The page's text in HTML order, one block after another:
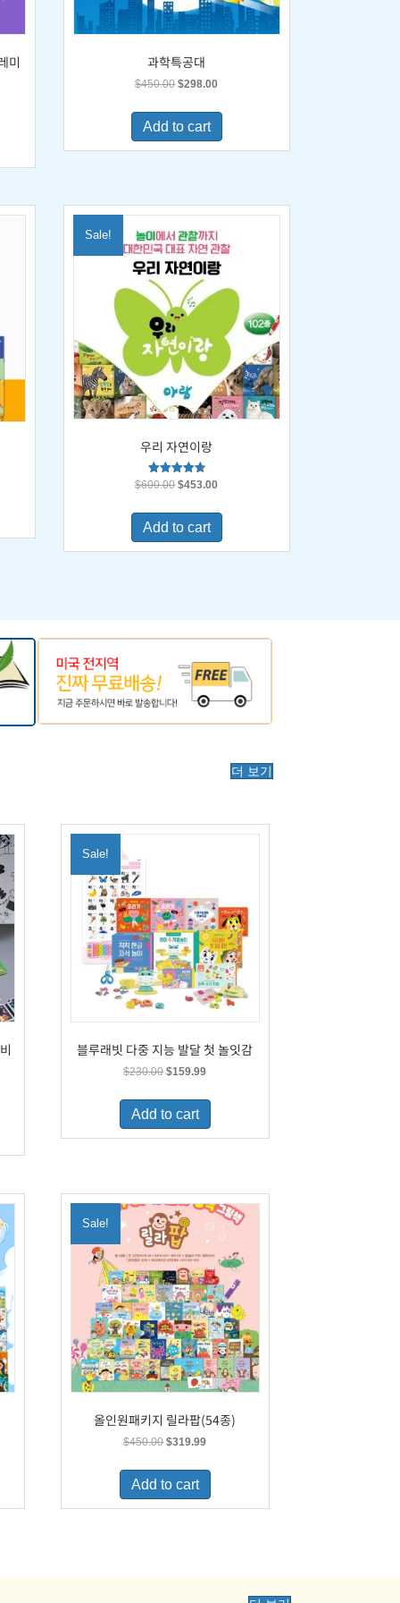
미
과학특공대
$450.00Original
was:
$450.00.
$298.00Current
is:
Add to cart
Sale!
우리 자연이랑
Rated
$600.00Original
was:
$600.00.
$453.00Current
is:
Add to cart
더 보기
Sale!
블루래빗 다중 지능 발달 첫 놀잇감
$230.00Original
was:
$230.00.
$159.99Current
is:
Add to cart
Sale!
올인원패키지 릴라팝(54종)
$450.00Original
was:
$450.00.
$319.99Current
is:
Add to cart